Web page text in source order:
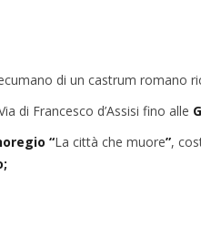
di un castrum romano
di Francesco d’Assisi fino alle
“La città che muore”,